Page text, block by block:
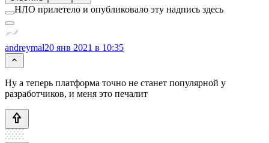
НЛО прилетело и опубликовало эту надпись здесь
andreymal20 янв 2021 в 10:35
Ну а теперь платформа точно не станет популярной у
разработчиков, и меня это печалит